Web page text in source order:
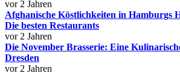
vor 2 Jahren
Afghanische Köstlichkeiten in Hamburgs
Die besten Restaurants
vor 2 Jahren
Die November Brasserie: Eine
Dresden
vor 2 Jahren